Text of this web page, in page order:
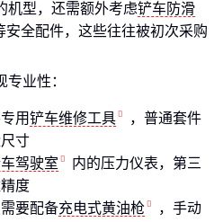
机型，还需额外考虑铲车防滑
安全配件，这些往往被初次采购
业性：
用铲车维修工具
，普通套件
寸
驾驶室
内的压力仪表，第三
度
要配备充电式黄油枪
，手动